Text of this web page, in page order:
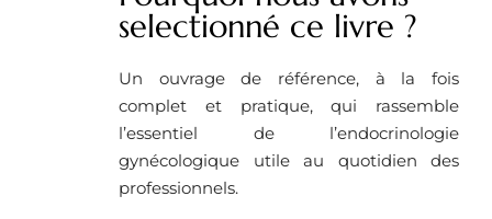
selectionné ce livre ? ​
Un ouvrage de référence, à la fois
complet et pratique, qui rassemble
l’essentiel de l’endocrinologie
gynécologique utile au quotidien des
professionnels.